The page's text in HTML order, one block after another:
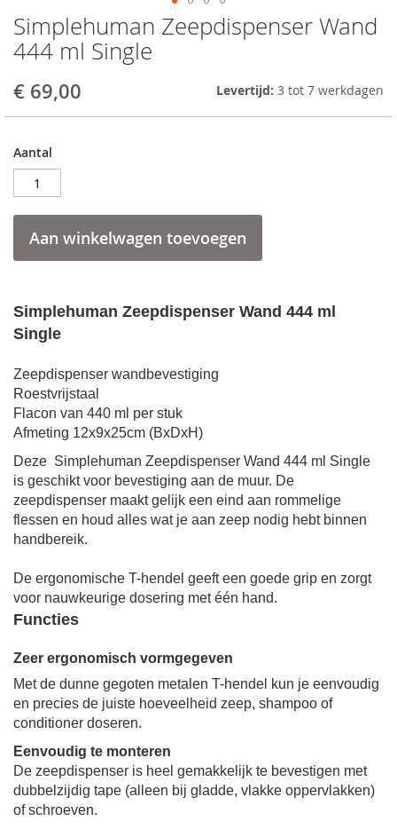
Simplehuman Zeepdispenser Wand
444 ml Single
€ 69,00 Levertijd: 3 tot 7 werkdagen
Aantal
Aan winkelwagen toevoegen
Simplehuman Zeepdispenser Wand 444 ml
Single
Zeepdispenser wandbevestiging
Roestvrijstaal
Flacon van 440 ml per stuk
Afmeting 12x9x25cm (BxDxH)
Deze Simplehuman Zeepdispenser Wand 444 ml Single
is geschikt voor bevestiging aan de muur. De
zeepdispenser maakt gelijk een eind aan rommelige
flessen en houd alles wat je aan zeep nodig hebt binnen
handbereik.
De ergonomische T-hendel geeft een goede grip en zorgt
voor nauwkeurige dosering met één hand.
Functies
Zeer ergonomisch vormgegeven
Met de dunne gegoten metalen T-hendel kun je eenvoudig
en precies de juiste hoeveelheid zeep, shampoo of
conditioner doseren.
Eenvoudig te monteren
De zeepdispenser is heel gemakkelijk te bevestigen met
dubbelzijdig tape (alleen bij gladde, vlakke oppervlakken)
of schroeven.
Skip
to
the
of
gallery